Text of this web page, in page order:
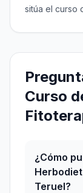
sitúa el curso
Curso
¿Cómo
Teruel?